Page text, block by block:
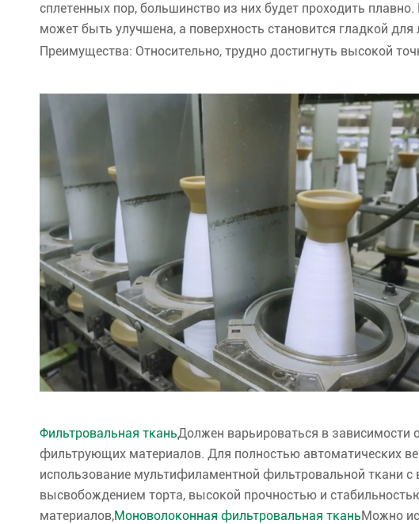
сплетенных пор, большинство из них будет проходить
может быть улучшена, а поверхность становится гладкой
Преимущества: Относительно, трудно достигнуть высокой
Фильтровальная тканьДолжен варьироваться в зависимости
фильтрующих материалов. Для полностью автоматических
использование мультифиламентной фильтровальной ткани
высвобождением торта, высокой прочностью и
материалов,Моноволоконная фильтровальная тканьМожно